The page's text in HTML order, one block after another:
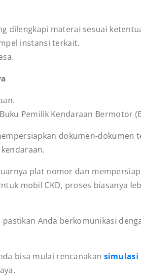
dilengkapi materai sesuai
instansi terkait.
Pemilik Kendaraan Bermotor
dokumen-
plat nomor dan
mobil CKD, proses biasanya
pastikan Anda berkomunikasi
bisa mulai rencanakan